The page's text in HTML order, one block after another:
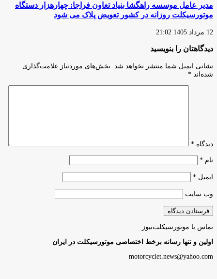
مدیر عامل موسسه راهگشا بنیاد تعاون فراجا: چهارهزار دستگاه
موتورسیکلت روزانه در کشور تعویض پلاک می شود
12 مرداد 1405 21:02
دیدگاهتان را بنویسید
نشانی ایمیل شما منتشر نخواهد شد.
بخش‌های موردنیاز علامت‌گذاری
شده‌اند *
دیدگاه *
نام *
ایمیل *
وب‌ سایت
تماس با موتورسیکلت‌نیوز
اولین و تنها رسانه برخط اختصاصی موتورسیکلت در ایران
motorcyclet.news@yahoo.com